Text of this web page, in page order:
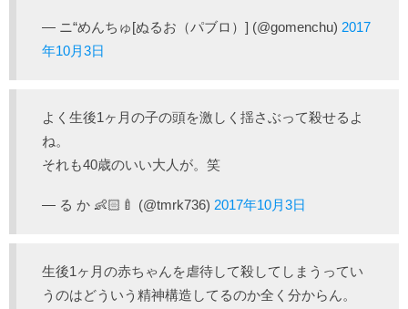
— ニ“めんちゅ[ぬるお（パブロ）] (@gomenchu) 2017
年10月3日
よく生後1ヶ月の子の頭を激しく揺さぶって殺せるよ
ね。
それも40歳のいい大人が。笑
— る か 👶🏻🍼 (@tmrk736) 2017年10月3日
生後1ヶ月の赤ちゃんを虐待して殺してしまうってい
うのはどういう精神構造してるのか全く分からん。